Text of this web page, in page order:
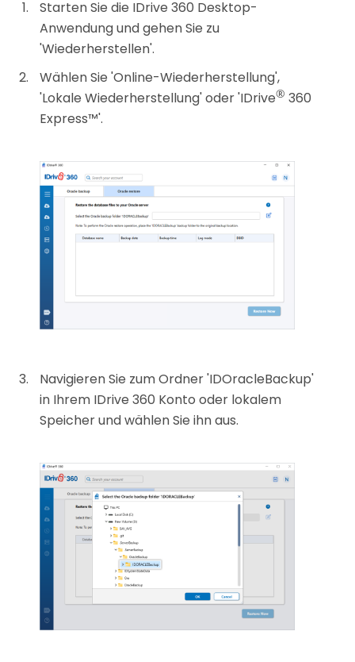
Starten Sie die IDrive 360 Desktop-
Anwendung und gehen Sie zu
'Wiederherstellen'.
Wählen Sie 'Online-Wiederherstellung',
'Lokale Wiederherstellung' oder 'IDrive® 360
Express™'.
Navigieren Sie zum Ordner 'IDOracleBackup'
in Ihrem IDrive 360 Konto oder lokalem
Speicher und wählen Sie ihn aus.